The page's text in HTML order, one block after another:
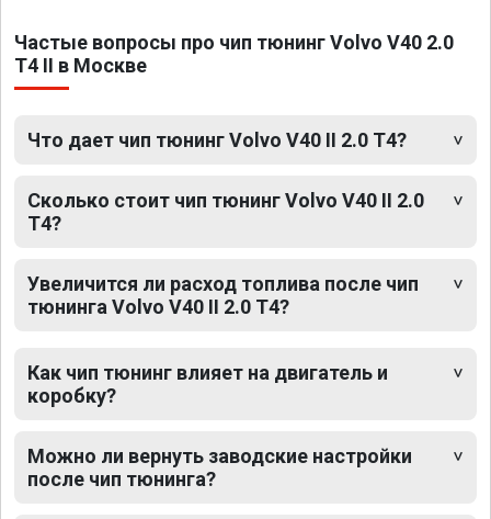
Частые вопросы про чип тюнинг Volvo V40 2.0
T4 II в Москве
Что дает чип тюнинг Volvo V40 II 2.0 T4?
Сколько стоит чип тюнинг Volvo V40 II 2.0
T4?
Увеличится ли расход топлива после чип
тюнинга Volvo V40 II 2.0 T4?
Как чип тюнинг влияет на двигатель и
коробку?
Можно ли вернуть заводские настройки
после чип тюнинга?